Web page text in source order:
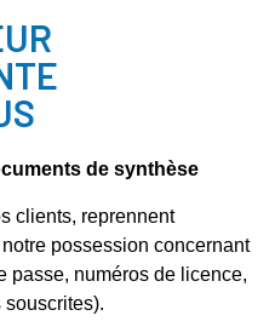
de synthèse
clients, reprennent
possession concernant
passe, numéros de licence,